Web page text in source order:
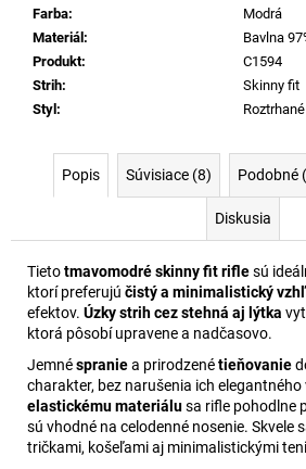
Farba:
Modrá
Materiál :
Bavlna
Produkt:
C1594
Strih:
Skinny fit
Styl : Roztrhané
Popis Súvisiace (8) Podobné
Diskusia
Tietotmavomodré skinny fit riflesú
ktorí preferujú čistý a minimalistický
efektov. Úzky strih cez stehná aj lýtka
ktorá pôsobí upravene a nadčasovo.
Jemnéspraniea prirodzenétieňovanie
charakter, bez narušenia ich
elastickému materiálusa rifle pohodlne
sú vhodné na celodenné nosenie. Skvele
tričkami, košeľami aj minimalistickými